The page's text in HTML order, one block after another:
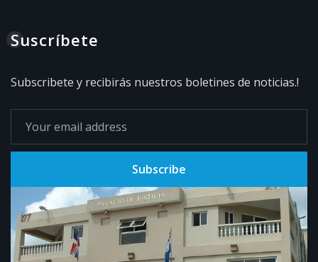
Suscríbete
Subscribete y recibirás nuestros boletines de noticias.!
Subscribe